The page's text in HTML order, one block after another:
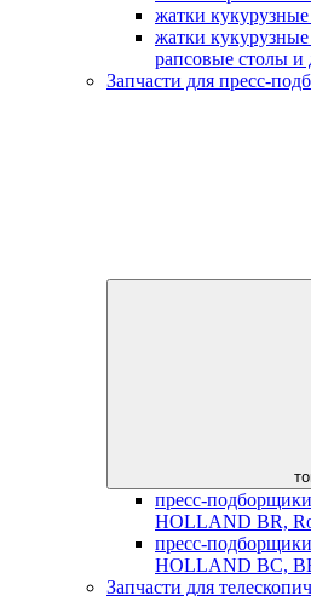
жатки
жатки
рапсовые столы и
Запчасти для пресс-
пресс-
HOLLAND BR,
пресс-
HOLLAND BC,
Запчасти для